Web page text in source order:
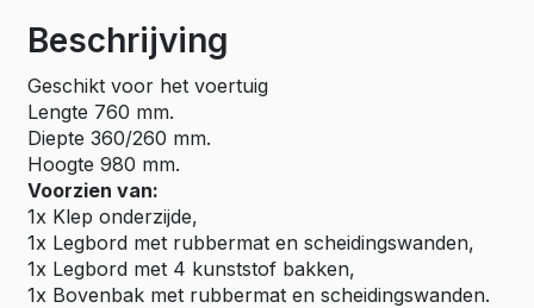
Beschrijving
Geschikt voor het voertuig
Lengte 760 mm.
Diepte 360/260 mm.
Hoogte 980 mm.
Voorzien van:
1x Klep onderzijde,
1x Legbord met rubbermat en scheidingswanden,
1x Legbord met 4 kunststof bakken,
1x Bovenbak met rubbermat en scheidingswanden.